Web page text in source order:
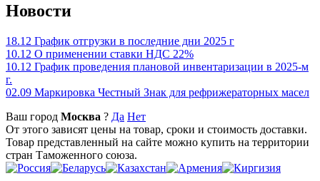
Новости
18.12 График отгрузки в последние дни 2025 г
10.12 О применении ставки НДС 22%
10.12 График проведения плановой инвентаризации в 2025-м
г.
02.09 Маркировка Честный Знак для рефрижераторных масел
Ваш город Москва ? Да Нет
От этого зависят цены на товар, сроки и стоимость доставки.
Товар представленный на сайте можно купить на территории
стран Таможенного союза.